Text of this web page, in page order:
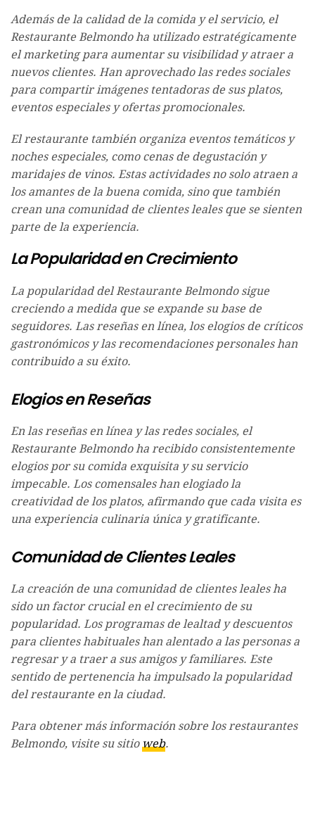
Además de la calidad de la comida y el servicio, el
Restaurante Belmondo ha utilizado estratégicamente
el marketing para aumentar su visibilidad y atraer a
nuevos clientes. Han aprovechado las redes sociales
para compartir imágenes tentadoras de sus platos,
eventos especiales y ofertas promocionales.
El restaurante también organiza eventos temáticos y
noches especiales, como cenas de degustación y
maridajes de vinos. Estas actividades no solo atraen a
los amantes de la buena comida, sino que también
crean una comunidad de clientes leales que se sienten
parte de la experiencia.
La Popularidad en Crecimiento
La popularidad del Restaurante Belmondo sigue
creciendo a medida que se expande su base de
seguidores. Las reseñas en línea, los elogios de críticos
gastronómicos y las recomendaciones personales han
contribuido a su éxito.
Elogios en Reseñas
En las reseñas en línea y las redes sociales, el
Restaurante Belmondo ha recibido consistentemente
elogios por su comida exquisita y su servicio
impecable. Los comensales han elogiado la
creatividad de los platos, afirmando que cada visita es
una experiencia culinaria única y gratificante.
Comunidad de Clientes Leales
La creación de una comunidad de clientes leales ha
sido un factor crucial en el crecimiento de su
popularidad. Los programas de lealtad y descuentos
para clientes habituales han alentado a las personas a
regresar y a traer a sus amigos y familiares. Este
sentido de pertenencia ha impulsado la popularidad
del restaurante en la ciudad.
Para obtener más información sobre los restaurantes
Belmondo, visite su sitioweb.